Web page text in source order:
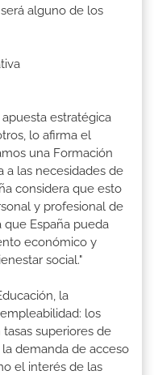
alguno de los
estratégica
lo afirma el
una Formación
a las necesidades de
considera que esto
y profesional de
que España pueda
económico y
social."
la
los
superiores de
demanda de acceso
el interés de las